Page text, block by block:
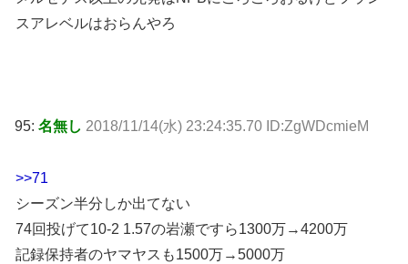
スアレベルはおらんやろ
95: 名無し 2018/11/14(水) 23:24:35.70 ID:ZgWDcmieM
>>71
シーズン半分しか出てない
74回投げて10-2 1.57の岩瀬ですら1300万→4200万
記録保持者のヤマヤスも1500万→5000万